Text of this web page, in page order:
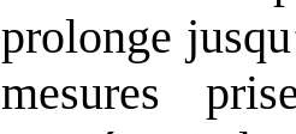
prolonge
mesures